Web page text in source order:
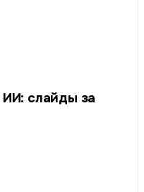
слайды за